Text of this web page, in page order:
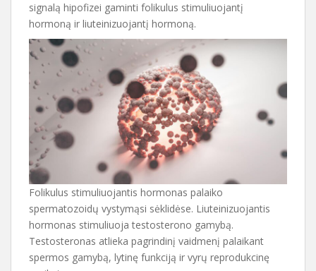
signalą hipofizei gaminti folikulus stimuliuojantį
hormoną ir liuteinizuojantį hormoną.
Folikulus stimuliuojantis hormonas palaiko
spermatozoidų vystymąsi sėklidėse. Liuteinizuojantis
hormonas stimuliuoja testosterono gamybą.
Testosteronas atlieka pagrindinį vaidmenį palaikant
spermos gamybą, lytinę funkciją ir vyrų reprodukcinę